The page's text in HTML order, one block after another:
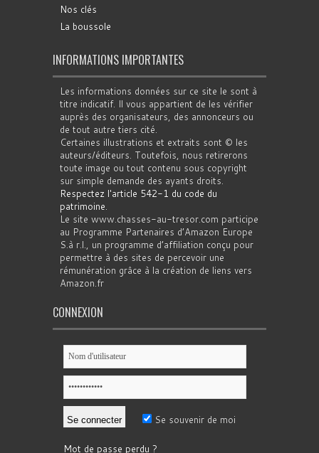
Nos clés
La boussole
INFORMATIONS IMPORTANTES
Les informations données sur ce site le sont à
titre indicatif. Il vous appartient de les vérifier
auprès des organisateurs, des annonceurs ou
de tout autre tiers cité.
Certaines illustrations et extraits sont © les
auteurs/éditeurs. Toutefois, nous retirerons
toute image ou tout contenu sous copyright
sur simple demande des ayants droits.
Respectez l'article 542-1 du code du
patrimoine.
Le site www.chasses-au-tresor.com participe
au Programme Partenaires d’Amazon Europe
S.à r.l., un programme d’affiliation conçu pour
permettre à des sites de percevoir une
rémunération grâce à la création de liens vers
Amazon.fr
CONNEXION
Se souvenir de moi
Mot de passe perdu ?